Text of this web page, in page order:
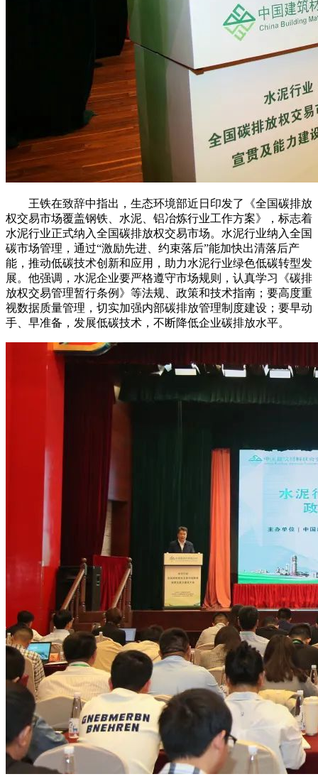
王铁在致辞中指出，生态环境部近日印发了《全国碳排放
权交易市场覆盖钢铁、水泥、铝冶炼行业工作方案》，标志着
水泥行业正式纳入全国碳排放权交易市场。水泥行业纳入全国
碳市场管理，通过“激励先进、约束落后”能加快出清落后产
能，推动低碳技术创新和应用，助力水泥行业绿色低碳转型发
展。他强调，水泥企业要严格遵守市场规则，认真学习《碳排
放权交易管理暂行条例》等法规、政策和技术指南；要高度重
视数据质量管理，切实加强内部碳排放管理制度建设；要早动
手、早准备，发展低碳技术，不断降低企业碳排放水平。